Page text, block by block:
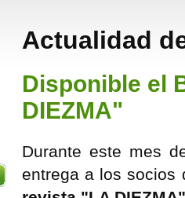
Actualidad
Disponible el
DIEZMA"
Durante este mes
entrega a los socios